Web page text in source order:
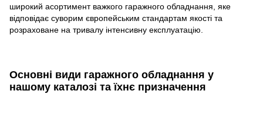
широкий асортимент важкого гаражного обладнання, яке
відповідає суворим європейським стандартам якості та
розраховане на тривалу інтенсивну експлуатацію.
Основні види гаражного обладнання у
нашому каталозі та їхнє призначення